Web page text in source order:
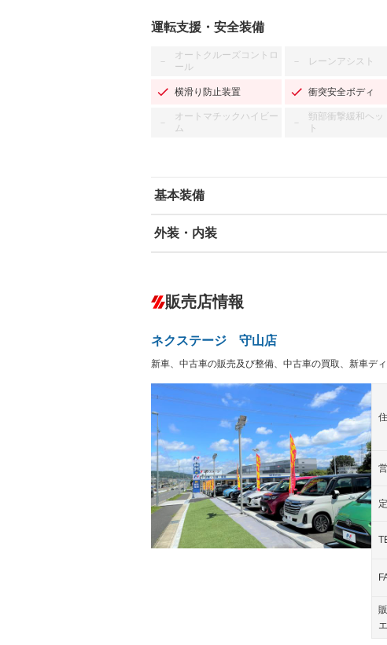
運転支援・安全装備
－
オートクルーズコントロ
ール
－ レーンアシスト
横滑り防止装置 衝突安全ボディ
－
オートマチックハイビー
ム
－
頸部衝撃緩和ヘッ
ト
基本装備
エアバッグ：運転席/助手席
－ ダウンヒルアシストコントロール
Bluetooth接続
外装・内装
オーディオ：CDまたはCDチェンジャー／ミュー
プレイヤー接続可／ミュージックサーバー
－
ヘッドライトウォッシャ
ー
－ LEDヘッドランプ － HID(キセノンライ
－ － エアロ
－ ランフラットタイヤ パワーシート
－ フルフラットシート － チップアップシート
－ シートヒーター － ウォークスルー
－ フロントカメラ － シートエアコン
－ ルーフレール － エアサスペンショ
販売店情報
ネクステージ 守山店
新車、中古車の販売及び整備、中古車の買取、新車デ